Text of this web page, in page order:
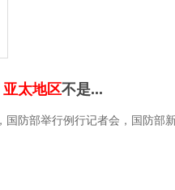
亚太地区不是...
防部举行例行记者会，国防部